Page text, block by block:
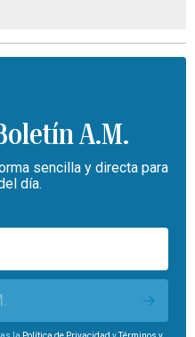
A.M.
sencilla y directa para
día.